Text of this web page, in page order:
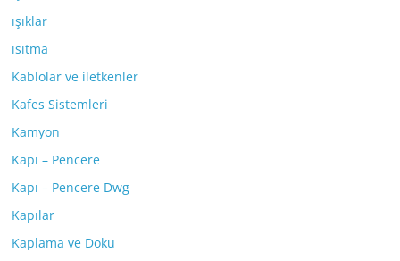
ışıklar
ısıtma
Kablolar ve iletkenler
Kafes Sistemleri
Kamyon
Kapı – Pencere
Kapı – Pencere Dwg
Kapılar
Kaplama ve Doku